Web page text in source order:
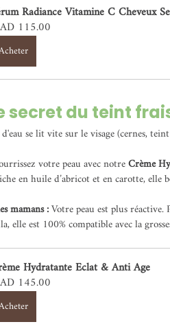
Radiance Vitamine C Cheveux
115.00
secret du teint
se lit vite sur le visage (cernes,
votre peau avec notre Crème
en huile d’abricot et en carotte,
mamans : Votre peau est plus
elle est 100% compatible avec la
Hydratante Eclat & Anti Age
145.00